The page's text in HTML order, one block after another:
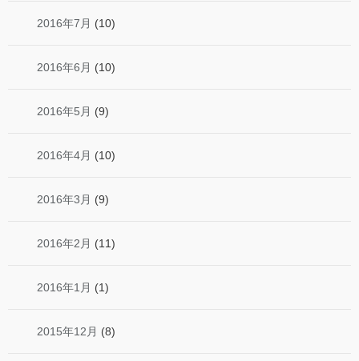
2016年7月 (10)
2016年6月 (10)
2016年5月 (9)
2016年4月 (10)
2016年3月 (9)
2016年2月 (11)
2016年1月 (1)
2015年12月 (8)